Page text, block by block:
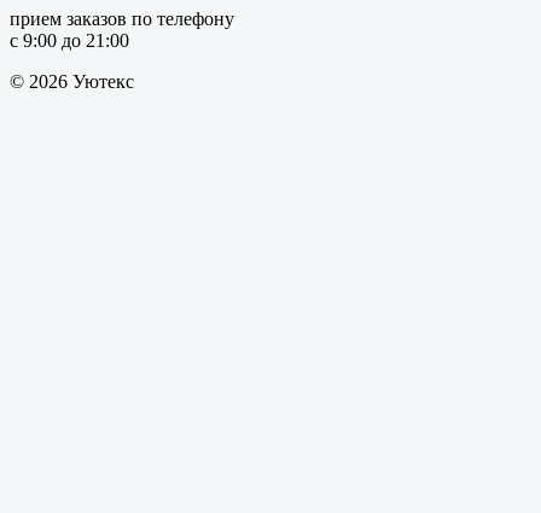
прием заказов по телефону
с 9:00 до 21:00
© 2026 Уютекс